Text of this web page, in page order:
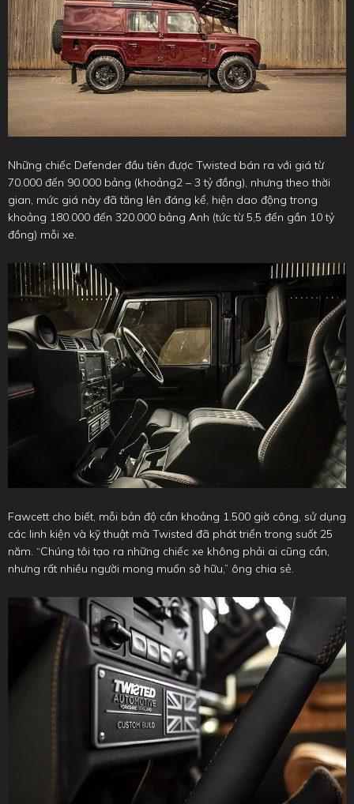
Những chiếc Defender đầu tiên được Twisted bán ra với giá từ
70.000 đến 90.000 bảng (khoảng2 – 3 tỷ đồng), nhưng theo thời
gian, mức giá này đã tăng lên đáng kể, hiện dao động trong
khoảng 180.000 đến 320.000 bảng Anh (tức từ 5,5 đến gần 10 tỷ
đồng) mỗi xe.
Fawcett cho biết, mỗi bản độ cần khoảng 1.500 giờ công, sử dụng
các linh kiện và kỹ thuật mà Twisted đã phát triển trong suốt 25
năm. “Chúng tôi tạo ra những chiếc xe không phải ai cũng cần,
nhưng rất nhiều người mong muốn sở hữu,” ông chia sẻ.